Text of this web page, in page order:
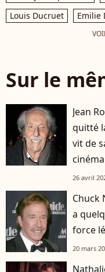
Louis Ducruet
Emilie
Sur le
Jean
quitté
vit de
cinéma
26 avril
Chuck
a
force
20 mars